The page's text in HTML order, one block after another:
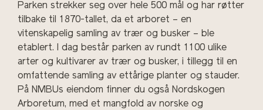
Parken strekker seg over hele 500 mål og har røtter
tilbake til 1870-tallet, da et arboret – en
vitenskapelig samling av trær og busker – ble
etablert. I dag består parken av rundt 1100 ulike
arter og kultivarer av trær og busker, i tillegg til en
omfattende samling av ettårige planter og stauder.
På NMBUs eiendom finner du også Nordskogen
Arboretum, med et mangfold av norske og